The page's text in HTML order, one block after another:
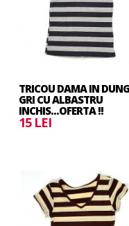
TRICOU DAMA IN
GRI CU ALBASTRU
INCHIS...OFERTA !!
15 LEI